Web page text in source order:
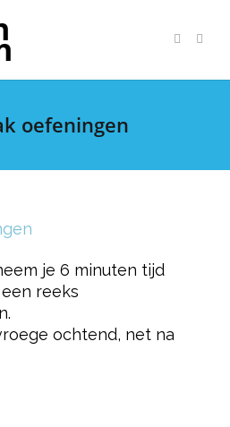
oefeningen
je 6 minuten tijd
reeks
ochtend, net na